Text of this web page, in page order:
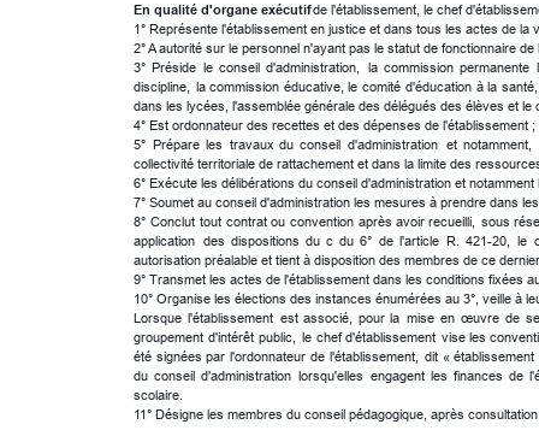
En qualité d'organe exécutif de l'établissement, le chef
1° Représente l'établissement en justice et dans tous les actes de la
2° A autorité sur le personnel n'ayant pas le statut de fonctionnaire
3° Préside le conseil d'administration, la commission permanente
discipline, la commission éducative, le comité d'éducation à la santé,
dans les lycées, l'assemblée générale des délégués des élèves et
4° Est ordonnateur des recettes et des dépenses de l'établissement ;
5° Prépare les travaux du conseil d'administration et notamment,
collectivité territoriale de rattachement et dans la limite des
6° Exécute les délibérations du conseil d'administration et
7° Soumet au conseil d'administration les mesures à prendre dans
8° Conclut tout contrat ou convention après avoir recueilli, sous
application des dispositions du c du 6° de l'article R. 421-20, le
autorisation préalable et tient à disposition des membres de ce
9° Transmet les actes de l'établissement dans les conditions fixées
10° Organise les élections des instances énumérées au 3°, veille à
Lorsque l'établissement est associé, pour la mise en œuvre de
groupement d'intérêt public, le chef d'établissement vise les
été signées par l'ordonnateur de l'établissement, dit « établissement
du conseil d'administration lorsqu'elles engagent les finances de
scolaire.
11° Désigne les membres du conseil pédagogique, après